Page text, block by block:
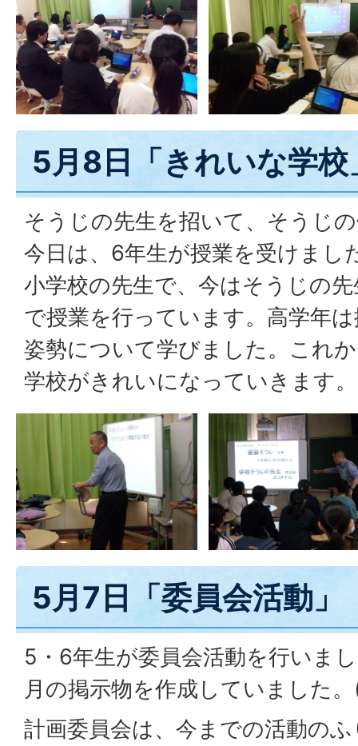
5月8日「きれいな学校
そうじの先生を招いて、そうじ
今日は、6年生が授業を受けまし
小学校の先生で、今はそうじの
で授業を行っています。高学年
姿勢について学びました。これ
学校がきれいになっていきます。
5月7日「委員会活動」
5・6年生が委員会活動を行いま
月の掲示物を作成していました
計画委員会は、今までの活動の